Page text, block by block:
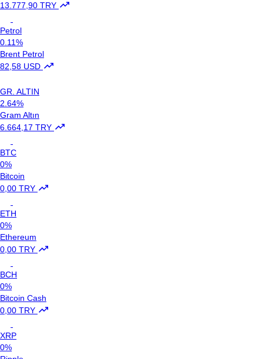
13.777,90 TRY
Petrol
0.11%
Brent Petrol
82,58 USD
GR. ALTIN
2.64%
Gram Altın
6.664,17 TRY
BTC
0%
Bitcoin
0,00 TRY
ETH
0%
Ethereum
0,00 TRY
BCH
0%
Bitcoin Cash
0,00 TRY
XRP
0%